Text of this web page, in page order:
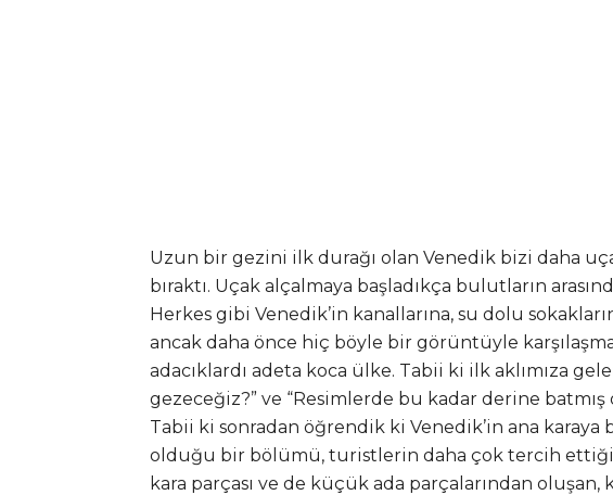
Uzun bir gezini ilk durağı olan Venedik bizi daha
bıraktı. Uçak alçalmaya başladıkça bulutların
Herkes gibi Venedik’in kanallarına, su dolu
ancak daha önce hiç böyle bir görüntüyle
adacıklardı adeta koca ülke. Tabii ki ilk aklımıza
gezeceğiz?” ve “Resimlerde bu kadar derine
Tabii ki sonradan öğrendik ki Venedik’in ana karaya
olduğu bir bölümü, turistlerin daha çok tercih ettiği
kara parçası ve de küçük ada parçalarından